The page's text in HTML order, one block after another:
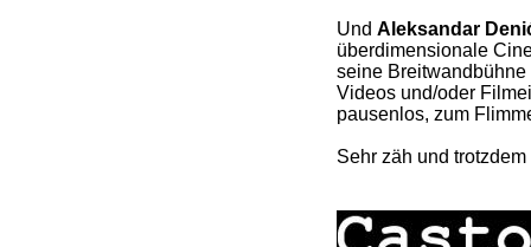
Und Aleksandar
überdimensionale
seine
Videos und/oder
pausenlos, zum
Sehr zäh und